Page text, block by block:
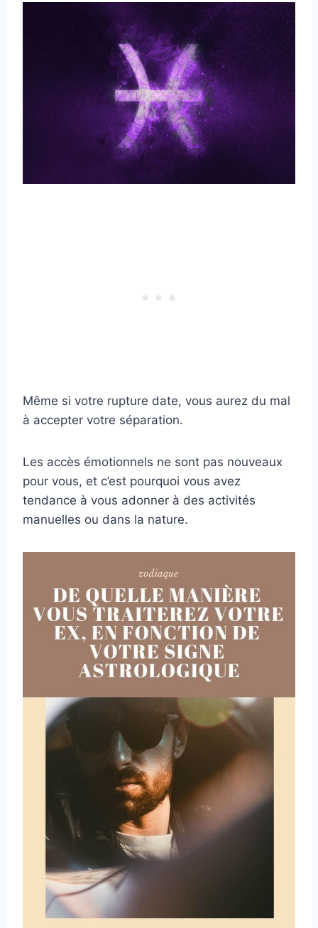
Même si votre rupture date, vous aurez du mal
à accepter votre séparation.
Les accès émotionnels ne sont pas nouveaux
pour vous, et c’est pourquoi vous avez
tendance à vous adonner à des activités
manuelles ou dans la nature.